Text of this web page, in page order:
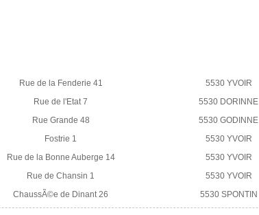
Rue de la Fenderie 41 5530 YVOIR
Rue de l'Etat 7 5530 DORINNE
Rue Grande 48 5530 GODINNE
Fostrie 1 5530 YVOIR
Rue de la Bonne Auberge 14 5530 YVOIR
Rue de Chansin 1 5530 YVOIR
ChaussÃ©e de Dinant 26 5530 SPONTIN